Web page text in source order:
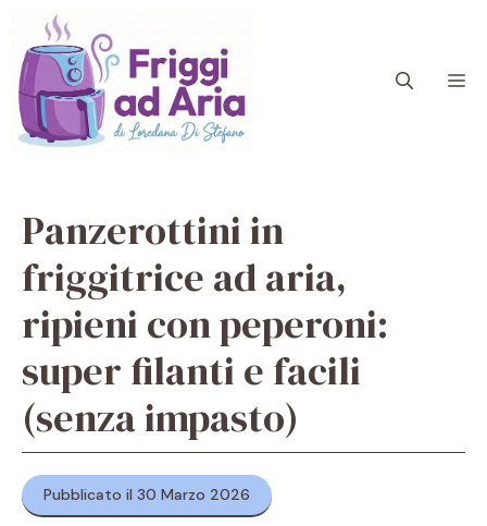
contenuto
Panzerottini in
friggitrice ad aria,
ripieni con peperoni:
super filanti e facili
(senza impasto)
Pubblicato il 30 Marzo 2026